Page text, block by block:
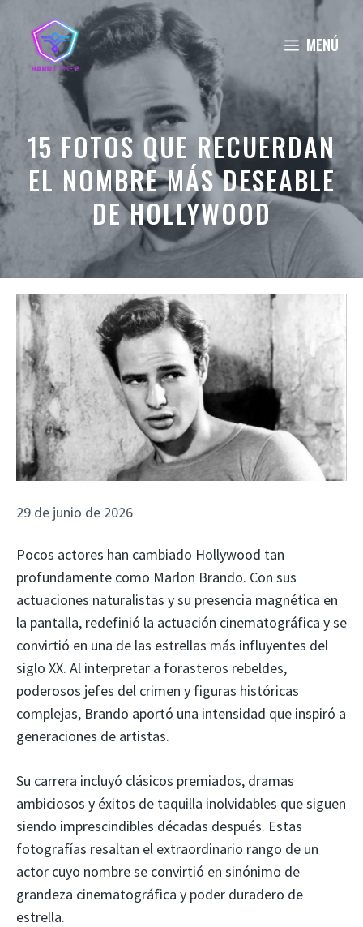
contenido
MENÚ
15 FOTOS QUE RECUERDAN
EL NOMBRE MÁS DESEABLE
DE HOLLYWOOD
29 de junio de 2026
Pocos actores han cambiado Hollywood tan
profundamente como Marlon Brando. Con sus
actuaciones naturalistas y su presencia magnética en
la pantalla, redefinió la actuación cinematográfica y se
convirtió en una de las estrellas más influyentes del
siglo XX. Al interpretar a forasteros rebeldes,
poderosos jefes del crimen y figuras históricas
complejas, Brando aportó una intensidad que inspiró a
generaciones de artistas.
Su carrera incluyó clásicos premiados, dramas
ambiciosos y éxitos de taquilla inolvidables que siguen
siendo imprescindibles décadas después. Estas
fotografías resaltan el extraordinario rango de un
actor cuyo nombre se convirtió en sinónimo de
grandeza cinematográfica y poder duradero de
estrella.